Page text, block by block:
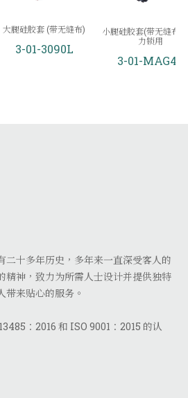
大腿硅胶套 (带无缝布)
3-01-3090L
小腿硅胶套(带无缝布)
力锁用
3-01-MAG40
二十多年历史，多年来一直深受客人的
精神，致力为所需人士设计并提供独特
带来贴心的服务。
：2016 和 ISO 9001：2015 的认